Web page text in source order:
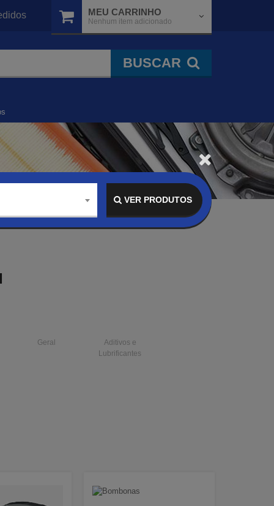
MEU CARRINHO
Nenhum item adicionado
BUSCAR
VER PRODUTOS
Geral
Aditivos e
Lubrificantes